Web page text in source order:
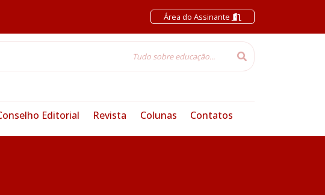
Área do Assinante
Editorial Revista Colunas Contatos